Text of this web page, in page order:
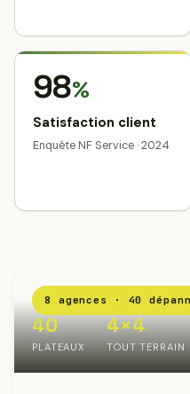
98%
Satisfaction client
Enquête NF Service · 2024
8 agences · 40
40
PLATEAUX
4×4
TOUT TERRAIN